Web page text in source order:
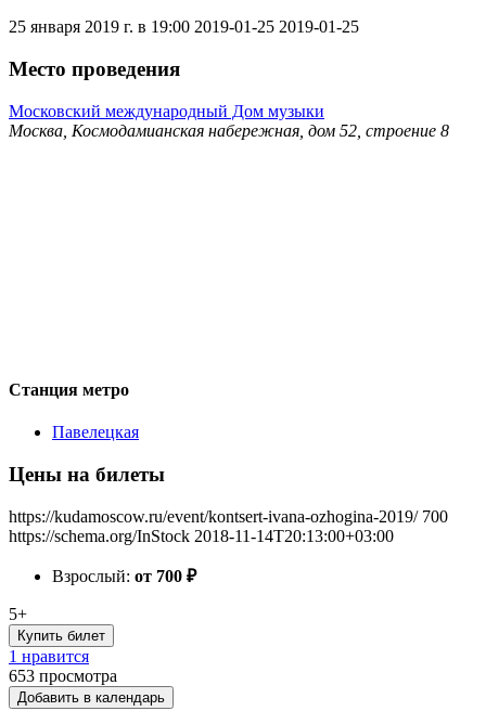
25 января 2019 г. в 19:00 2019-01-25 2019-01-25
Место проведения
Московский международный Дом музыки
Москва, Космодамианская набережная, дом 52, строение 8
Станция метро
Павелецкая
Цены на билеты
https://kudamoscow.ru/event/kontsert-ivana-ozhogina-2019/ 700
https://schema.org/InStock 2018-11-14T20:13:00+03:00
Взрослый: от 700 ₽
5+
Купить билет
1 нравится
653 просмотра
Добавить в календарь